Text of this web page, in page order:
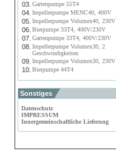
03. Gartenpumpe 55T4
04. Impellerpumpe MENC40, 400V
05. Impellerpumpe Volumex40, 230V
06. Bierpumpe 33T4, 400V/230V
07. Gartenpumpe 33T4, 400V/230V
08. Impellerpumpe Volumex30, 2
Geschwindigkeiten
09. Impellerpumpe Volumex30, 230V
10. Bierpumpe 44T4
Sonstiges
Datenschutz
IMPRESSUM
Innergemeinschaftliche Lieferung